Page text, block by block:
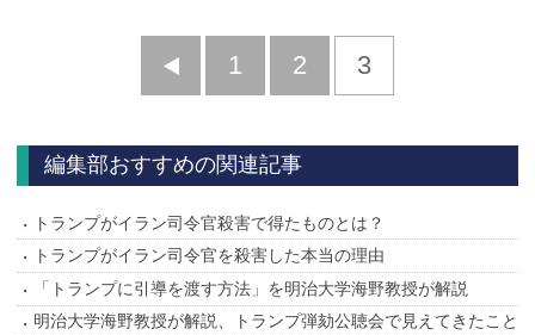
前
1 2 3
編集部おすすめの関連記事
トランプがイラン司令官殺害で得たものとは？
トランプがイラン司令官を殺害した本当の理由
「トランプに引導を渡す方法」を明治大学海野教授が解説
明治大学海野教授が解説、トランプ弾劾公聴会で見えてきたこと